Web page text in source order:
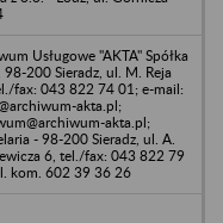
Usługowe "AKTA" Spółka
98-200 Sieradz, ul. M. Reja
fax: 043 822 74 01; e-mail:
akta.pl;
akta.pl;
- 98-200 Sieradz, ul. A.
6, tel./fax: 043 822 79
kom. 602 39 36 26